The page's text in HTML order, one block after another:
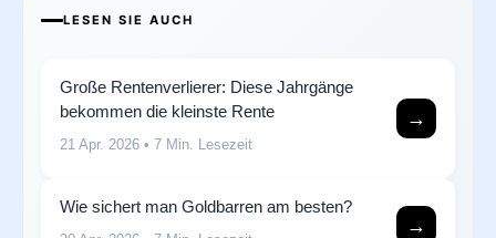
LESEN SIE AUCH
Große Rentenverlierer: Diese Jahrgänge
bekommen die kleinste Rente
21 Apr. 2026 • 7 Min. Lesezeit
→
Wie sichert man Goldbarren am besten?
→